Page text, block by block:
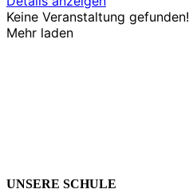
Keine Veranstaltung gefunden!
Mehr laden
UNSERE SCHULE